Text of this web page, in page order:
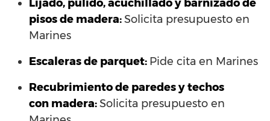
Lijado, pulido, acuchillado y barnizado de
pisos de madera:Solicita presupuesto en
Marines
Escaleras de parquet: Pide cita en Marines
Recubrimiento de paredes y techos
con madera:Solicita presupuesto en